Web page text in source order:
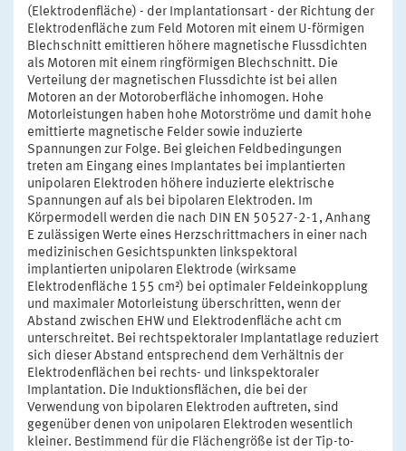
(Elektrodenfläche) - der Implantationsart - der Richtung der
Elektrodenfläche zum Feld Motoren mit einem U-förmigen
Blechschnitt emittieren höhere magnetische Flussdichten
als Motoren mit einem ringförmigen Blechschnitt. Die
Verteilung der magnetischen Flussdichte ist bei allen
Motoren an der Motoroberfläche inhomogen. Hohe
Motorleistungen haben hohe Motorströme und damit hohe
emittierte magnetische Felder sowie induzierte
Spannungen zur Folge. Bei gleichen Feldbedingungen
treten am Eingang eines Implantates bei implantierten
unipolaren Elektroden höhere induzierte elektrische
Spannungen auf als bei bipolaren Elektroden. Im
Körpermodell werden die nach DIN EN 50527-2-1, Anhang
E zulässigen Werte eines Herzschrittmachers in einer nach
medizinischen Gesichtspunkten linkspektoral
implantierten unipolaren Elektrode (wirksame
Elektrodenfläche 155 cm²) bei optimaler Feldeinkopplung
und maximaler Motorleistung überschritten, wenn der
Abstand zwischen EHW und Elektrodenfläche acht cm
unterschreitet. Bei rechtspektoraler Implantatlage reduziert
sich dieser Abstand entsprechend dem Verhältnis der
Elektrodenflächen bei rechts- und linkspektoraler
Implantation. Die Induktionsflächen, die bei der
Verwendung von bipolaren Elektroden auftreten, sind
gegenüber denen von unipolaren Elektroden wesentlich
kleiner. Bestimmend für die Flächengröße ist der Tip-to-